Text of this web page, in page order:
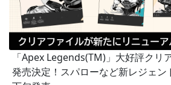
「Apex Legends(TM)」大好評クリ
発売決定！スパローなど新レジェン